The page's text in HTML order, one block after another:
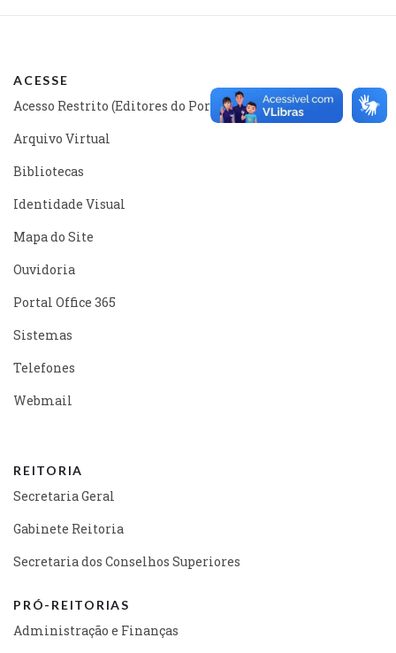
ACESSE
Acesso Restrito (Editores do Portal)
Arquivo Virtual
Bibliotecas
Identidade Visual
Mapa do Site
Ouvidoria
Portal Office 365
Sistemas
Telefones
Webmail
REITORIA
Secretaria Geral
Gabinete Reitoria
Secretaria dos Conselhos Superiores
PRÓ-REITORIAS
Administração e Finanças